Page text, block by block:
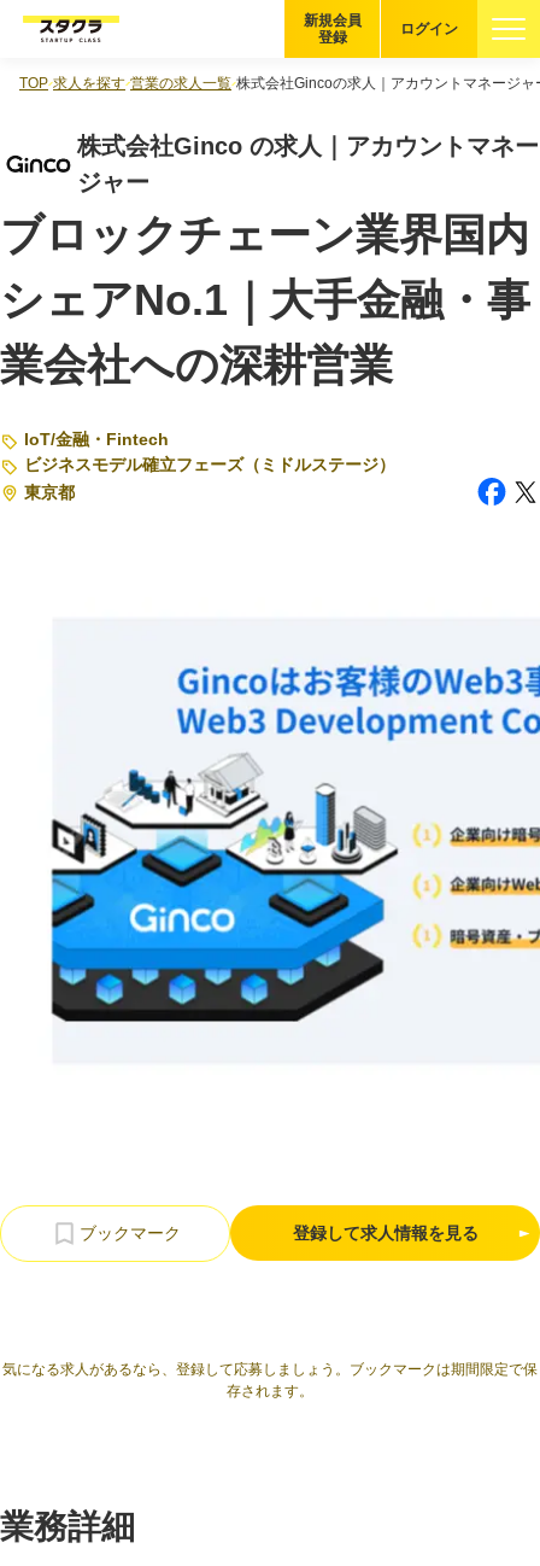
企業を探す
適性診断 無料・5分
スタクラが選ばれる理由
スタートアップ厳選の仕組み
登録者の転職・副業実績
CEOインタビュー
大学発スタートアップ
導入事例
お問い合わせ
ログイン
新規会員
登録
TOP 求人を探す 営業の求人一覧 株式会社Gincoの求人｜アカウントマネージャ
株式会社Ginco の求人｜アカウントマネー
ジャー
ブロックチェーン業界国内
シェアNo.1｜大手金融・事
業会社への深耕営業
IoT/金融・Fintech
ビジネスモデル確立フェーズ（ミドルステージ）
東京都
登録して求人情報を見る
気になる求人があるなら、登録して応募しましょう。ブックマークは期間限定で保
存されます。
業務詳細